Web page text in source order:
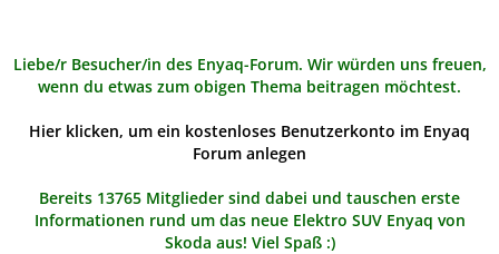
Liebe/r Besucher/in des Enyaq-Forum. Wir würden uns freuen,
wenn du etwas zum obigen Thema beitragen möchtest.
Hier klicken, um ein kostenloses Benutzerkonto im Enyaq
Forum anlegen
Bereits 13765 Mitglieder sind dabei und tauschen erste
Informationen rund um das neue Elektro SUV Enyaq von
Skoda aus! Viel Spaß :)